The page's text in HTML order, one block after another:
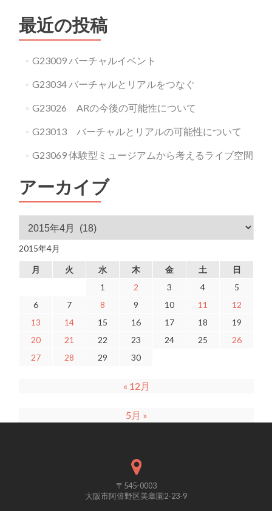
最近の投稿
G23009 バーチャルイベント
G23034 バーチャルとリアルをつなぐ
G23026 ARの今後の可能性について
G23013 バーチャルとリアルの可能性について
G23069 体験型ミュージアムから考えるライブ空間
アーカイブ
アーカイブ
2015年4月
月 火 水 木 金 土
日
1
2 3 4
5
6
7 8 9 10 11
12
13
14 15 16 17 18
19
20
21 22 23 24 25
26
27
28 29 30
« 12月
5月 »
〒545-0003
大阪市阿倍野区美章園2-23-9